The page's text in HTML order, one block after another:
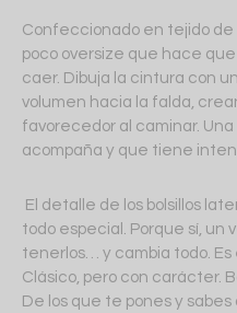
Confeccionado en tejido de
poco oversize que hace
caer. Dibuja la cintura con
volumen hacia la falda,
favorecedor al caminar.
acompaña y que tiene
El detalle de los bolsillos
todo especial. Porque sí, un
tenerlos… y cambia todo.
Clásico, pero con carácter.
De los que te pones y sabes